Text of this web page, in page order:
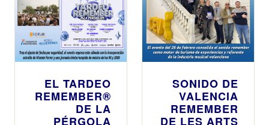
EL TARDEO
REMEMBER®
DE LA
PÉRGOLA
SONIDO DE
VALENCIA
REMEMBER
DE LES ARTS